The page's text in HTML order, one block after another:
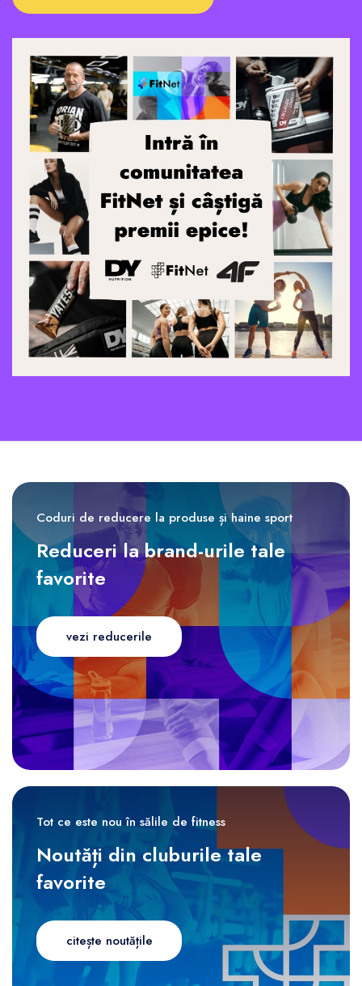
Coduri de reducere la produse și haine sport
Reduceri la brand-urile tale
favorite
vezi reducerile
Tot ce este nou în sălile de fitness
Noutăți din cluburile tale
favorite
citește noutățile